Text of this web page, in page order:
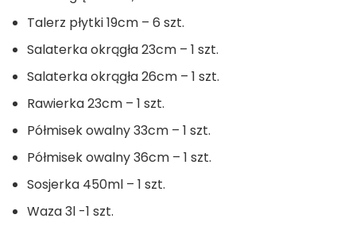
Talerz płytki 19cm – 6 szt.
Salaterka okrągła 23cm – 1 szt.
Salaterka okrągła 26cm – 1 szt.
Rawierka 23cm – 1 szt.
Półmisek owalny 33cm – 1 szt.
Półmisek owalny 36cm – 1 szt.
Sosjerka 450ml – 1 szt.
Waza 3l -1 szt.